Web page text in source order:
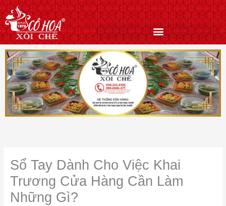
Nhảy
tới
nội
dung
Sổ Tay Dành Cho Việc Khai
Trương Cửa Hàng Cần Làm
Những Gì?